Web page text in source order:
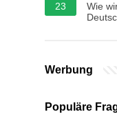
23
Wie
Werbung
Populäre